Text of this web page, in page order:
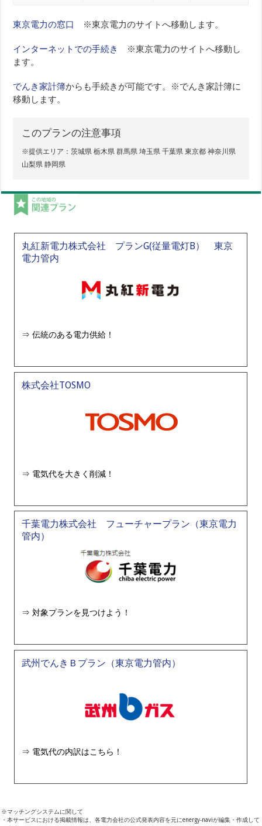
東京電力の窓口 ※東京電力のサイトへ移動します。
インターネットでの手続き
※東京電力のサイトへ移動し
ます。
でんき家計簿からも手続きが可能です。※でんき家計簿に
移動します。
このプランの注意事項
※提供エリア：茨城県 栃木県 群馬県 埼玉県 千葉県 東京都 神奈川県
山梨県 静岡県
丸紅新電力株式会社 プランG(従量電灯B） 東京
電力管内
伝統のある電力供給！
株式会社TOSMO
電気代を大きく削減！
千葉電力株式会社 フューチャープラン（東京電力
管内）
対象プランを見つけよう！
武州でんきＢプラン（東京電力管内）
電気代の内訳はこちら！
※マッチングシステムに関して
・本サービスにおける掲載情報は、各電力会社の公式発表内容を元にenergy-naviが編集・作成して